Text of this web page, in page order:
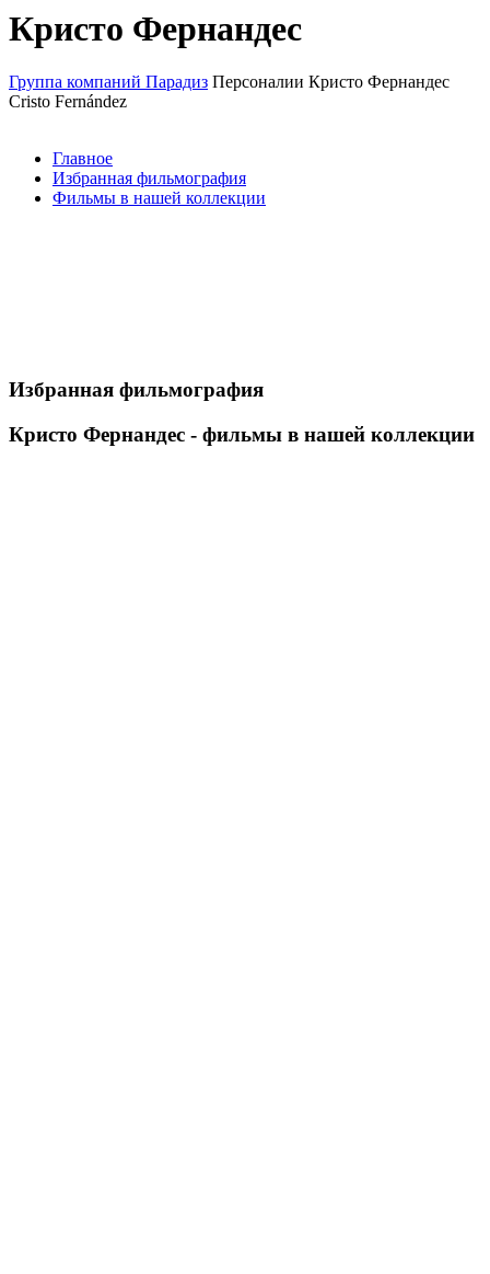
Кристо Фернандес
Группа компаний Парадиз Персоналии Кристо Фернандес
Cristo Fernández
Главное
Избранная фильмография
Фильмы в нашей коллекции
Избранная фильмография
Кристо Фернандес - фильмы в нашей коллекции